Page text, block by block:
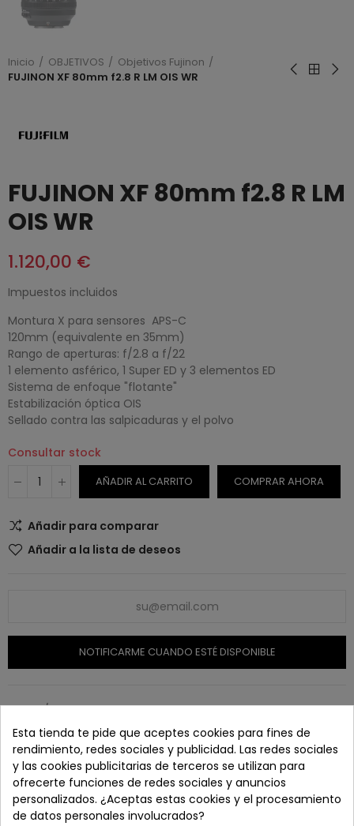
Inicio OBJETIVOS
Objetivos Fujinon
FUJINON XF 80mm f2.8 R LM OIS WR
FUJINON XF 80mm f2.8 R LM
OIS WR
1.120,00 €
Impuestos incluidos
Montura X para sensores APS-C
120mm (equivalente en 35mm)
Rango de aperturas: f/2.8 a f/22
1 elemento asférico, 1 Super ED y 3 elementos ED
Sistema de enfoque "flotante"
Estabilización óptica OIS
Sellado contra las salpicaduras y el polvo
Consultar stock
AÑADIR AL CARRITO COMPRAR AHORA
Añadir para comparar
Añadir a la lista de deseos
NOTIFICARME CUANDO ESTÉ DISPONIBLE
SKU:N/A
Paga con tranquilidad en nuestro TPV virtual 100%
seguro.
Esta tienda te pide que aceptes cookies para fines de
rendimiento, redes sociales y publicidad. Las redes sociales
y las cookies publicitarias de terceros se utilizan para
ofrecerte funciones de redes sociales y anuncios
personalizados. ¿Aceptas estas cookies y el procesamiento
de datos personales involucrados?